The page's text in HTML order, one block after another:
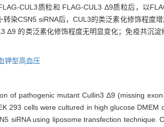
CUL3质粒和 FLAG-CUL3 Δ9质粒后，以
转染CSN5 siRNA后，CUL3的类泛素化修饰程度
Δ9 的类泛素化修饰程度无明显变化；免疫共沉
钾型高血压
of pathogenic mutant Cullin3 Δ9 (missing
293 cells were cultured in high glucose
siRNA using liposome transfection